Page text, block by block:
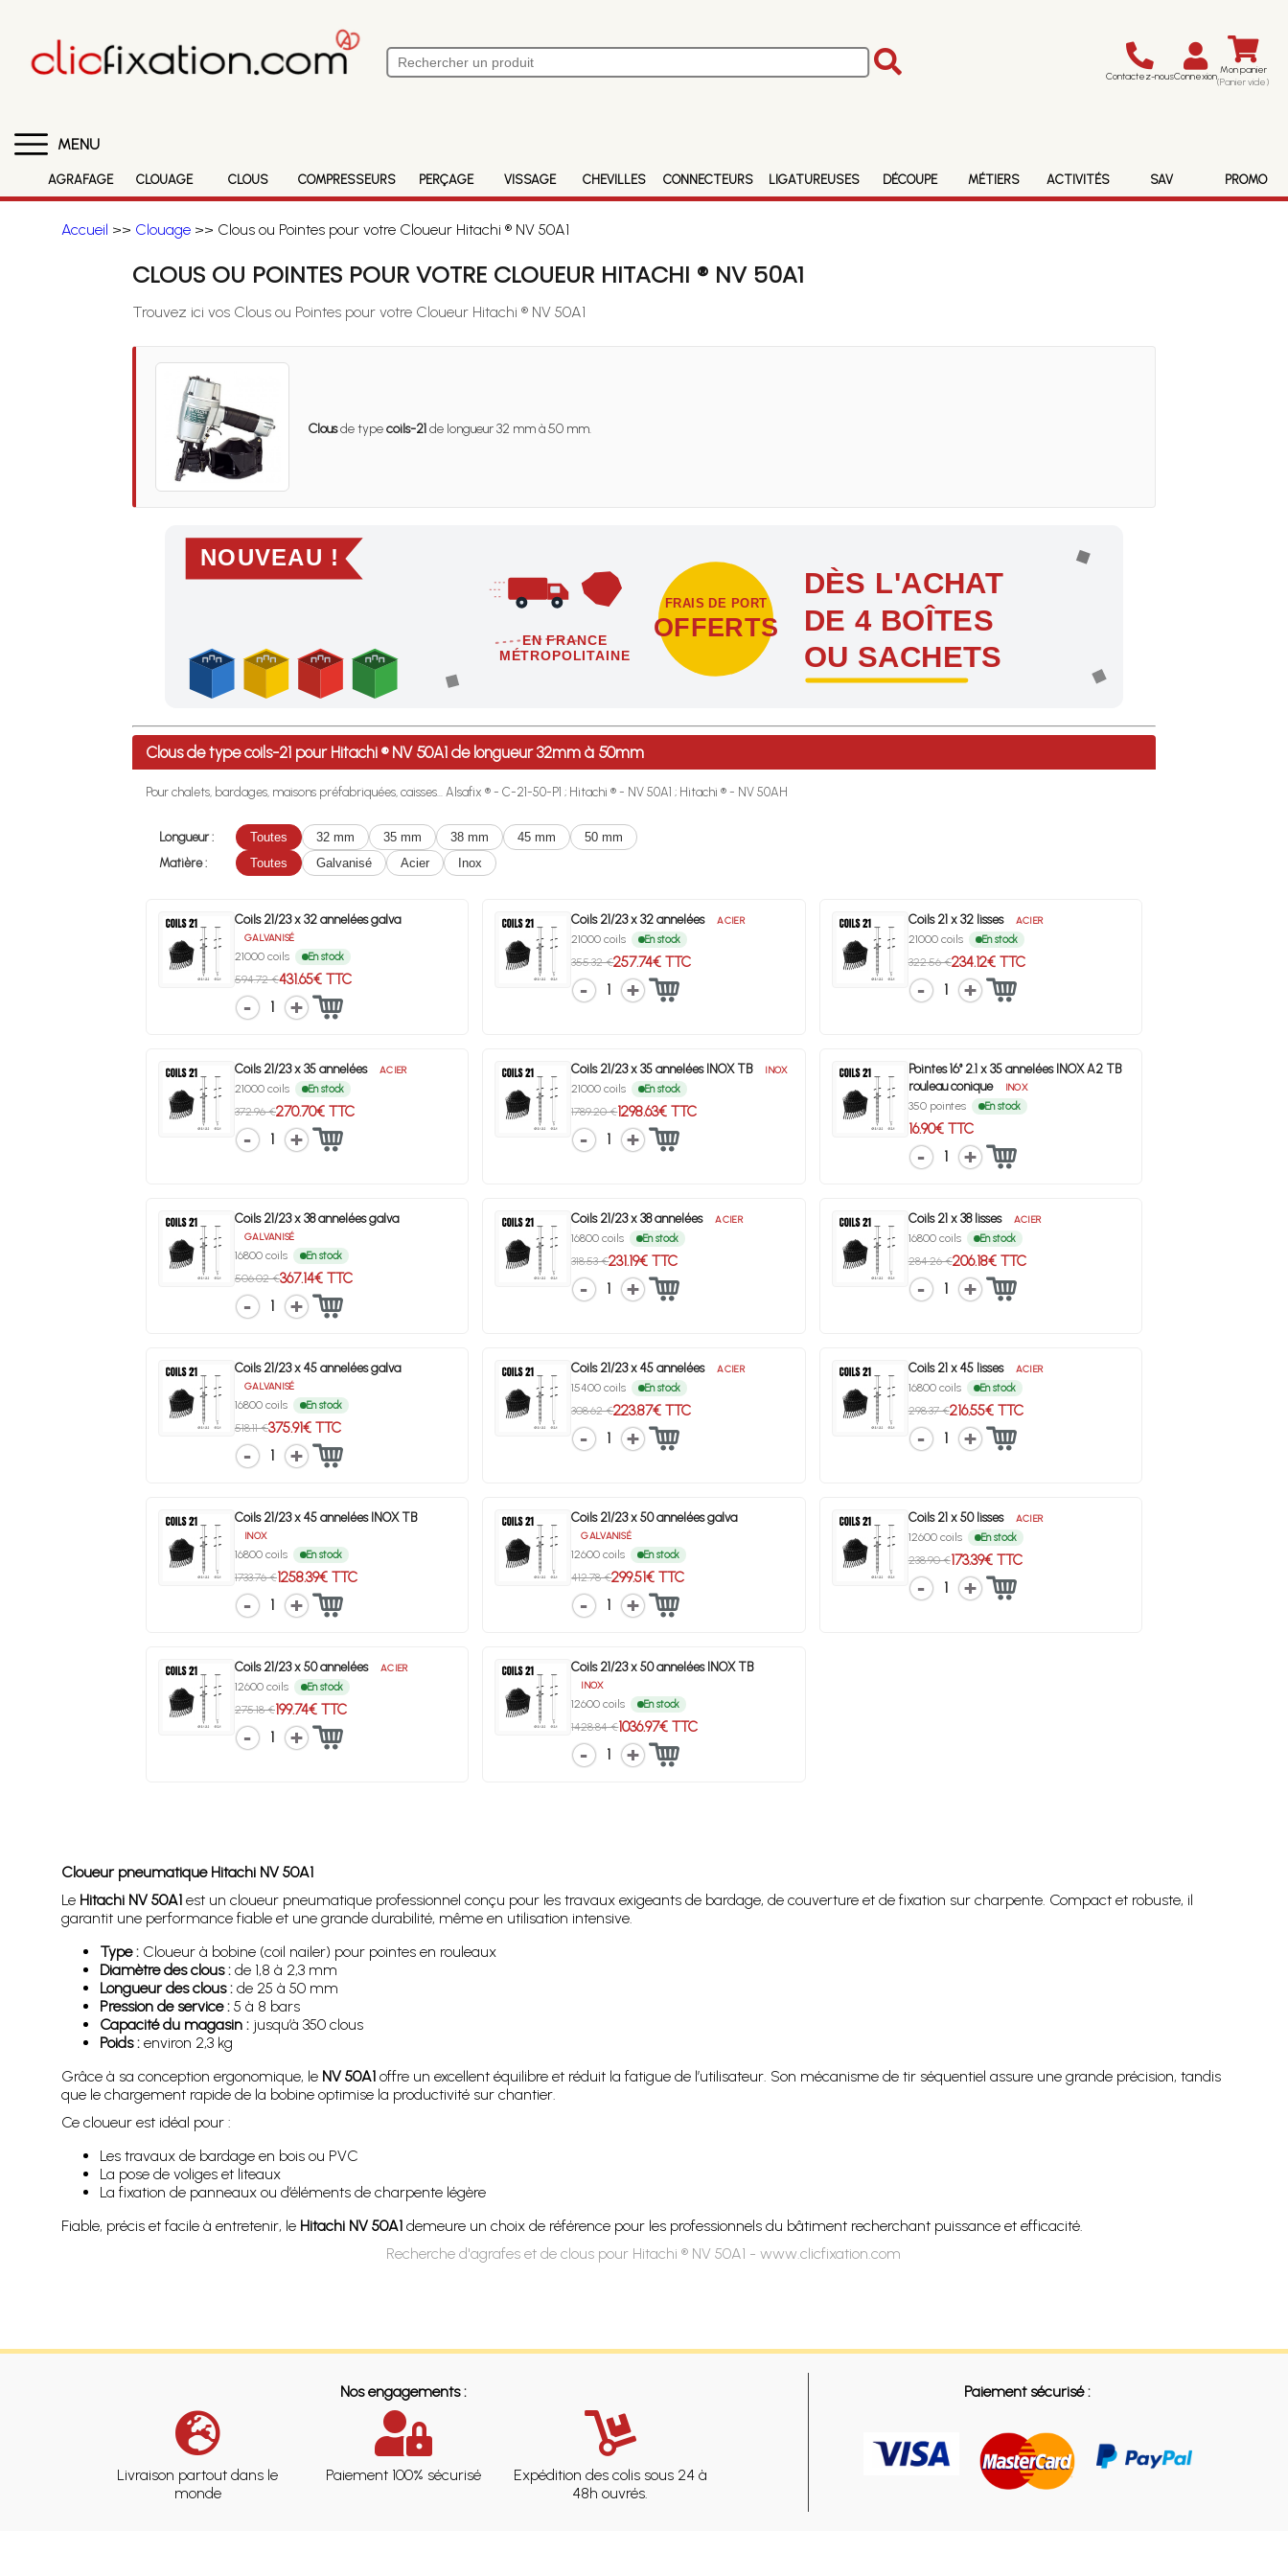
Contactez-nousConnexion Mon panier
(Panier vide)
MENU
AGRAFAGE CLOUAGE CLOUS COMPRESSEURS PERÇAGE VISSAGE CHEVILLES CONNECTEURS LIGATUREUSES DÉCOUPE MÉTIERS ACTIVITÉS SAV PROMO
Accueil >> Clouage>> Clous ou Pointes pour votre Cloueur Hitachi ® NV 50A1
CLOUS OU POINTES POUR VOTRE CLOUEUR HITACHI ® NV 50A1
Trouvez ici vos Clous ou Pointes pour votre Cloueur Hitachi ® NV 50A1
Clousde typecoils-21de longueur 32 mm à 50 mm.
NOUVEAU !
EN FRANCE
MÉTROPOLITAINE
FRAIS DE PORT
OFFERTS
DÈS L'ACHAT
DE 4 BOÎTES
OU SACHETS
Profitez des Frais de port offerts en France métropolitaine dès l'achat de 4 sachets ou boîtes d'agrafes ou de pointes !
Clous de type coils-21 pour Hitachi ® NV 50A1 de longueur 32mm à 50mm
Pour chalets, bardages, maisons préfabriquées, caisses... Alsafix ® - C-21-50-P1 ; Hitachi ® - NV 50A1 ; Hitachi ® - NV 50AH
Longueur : Toutes 32 mm 35 mm 38 mm 45 mm
50 mm
Matière :
Toutes Galvanisé Acier Inox
Coils 21/23 x 32 annelées galva
GALVANISÉ
21000 coils En stock
594.72 €431.65€ TTC
1
Coils 21/23 x 32 annelées ACIER
21000 coils En stock
355.32 €257.74€ TTC
1
Coils 21 x 32 lisses ACIER
21000 coils En stock
322.56 €234.12€ TTC
1
Coils 21/23 x 35 annelées ACIER
21000 coils En stock
372.96 €270.70€ TTC
1
Coils 21/23 x 35 annelées INOX TB INOX
21000 coils En stock
1789.20 €1298.63€ TTC
1
Pointes 16° 2.1 x 35 annelées INOX A2 TB
rouleau conique
INOX
350 pointes En stock
16.90€ TTC
1
Coils 21/23 x 38 annelées galva
GALVANISÉ
16800 coils En stock
506.02 €367.14€ TTC
1
Coils 21/23 x 38 annelées ACIER
16800 coils En stock
318.53 €231.19€ TTC
1
Coils 21 x 38 lisses ACIER
16800 coils En stock
284.26 €206.18€ TTC
1
Coils 21/23 x 45 annelées galva
GALVANISÉ
16800 coils En stock
518.11 €375.91€ TTC
1
Coils 21/23 x 45 annelées ACIER
15400 coils En stock
308.62 €223.87€ TTC
1
Coils 21 x 45 lisses ACIER
16800 coils En stock
298.37 €216.55€ TTC
1
Coils 21/23 x 45 annelées INOX TB
INOX
16800 coils En stock
1733.76 €1258.39€ TTC
1
Coils 21/23 x 50 annelées galva
GALVANISÉ
12600 coils En stock
412.78 €299.51€ TTC
1
Coils 21 x 50 lisses ACIER
12600 coils En stock
238.90 €173.39€ TTC
1
Coils 21/23 x 50 annelées ACIER
12600 coils En stock
275.18 €199.74€ TTC
1
Coils 21/23 x 50 annelées INOX TB
INOX
12600 coils En stock
1428.84 €1036.97€ TTC
1
Cloueur pneumatique Hitachi NV 50A1
Le Hitachi NV 50A1est un cloueur pneumatique professionnel conçu pour les travaux exigeants de bardage, de couverture et de fixation sur charpente. Compact et robuste, il
garantit une performance fiable et une grande durabilité, même en utilisation intensive.
Type :Cloueur à bobine (coil nailer) pour pointes en rouleaux
Diamètre des clous :de 1,8 à 2,3 mm
Longueur des clous :de 25 à 50 mm
Pression de service :5 à 8 bars
Capacité du magasin :jusqu’à 350 clous
Poids :environ 2,3 kg
Grâce à sa conception ergonomique, le NV 50A1offre un excellent équilibre et réduit la fatigue de l’utilisateur. Son mécanisme de tir séquentiel assure une grande précision, tandis
que le chargement rapide de la bobine optimise la productivité sur chantier.
Ce cloueur est idéal pour :
Les travaux de bardage en bois ou PVC
La pose de voliges et liteaux
La fixation de panneaux ou d’éléments de charpente légère
Fiable, précis et facile à entretenir, le Hitachi NV 50A1demeure un choix de référence pour les professionnels du bâtiment recherchant puissance et efficacité.
Recherche d'agrafes et de clous pour Hitachi ® NV 50A1 - www.clicfixation.com
Nos engagements :
Livraison partout dans le
monde
Paiement 100% sécurisé
Expédition des colis sous 24 à
48h ouvrés.
Paiement sécurisé :